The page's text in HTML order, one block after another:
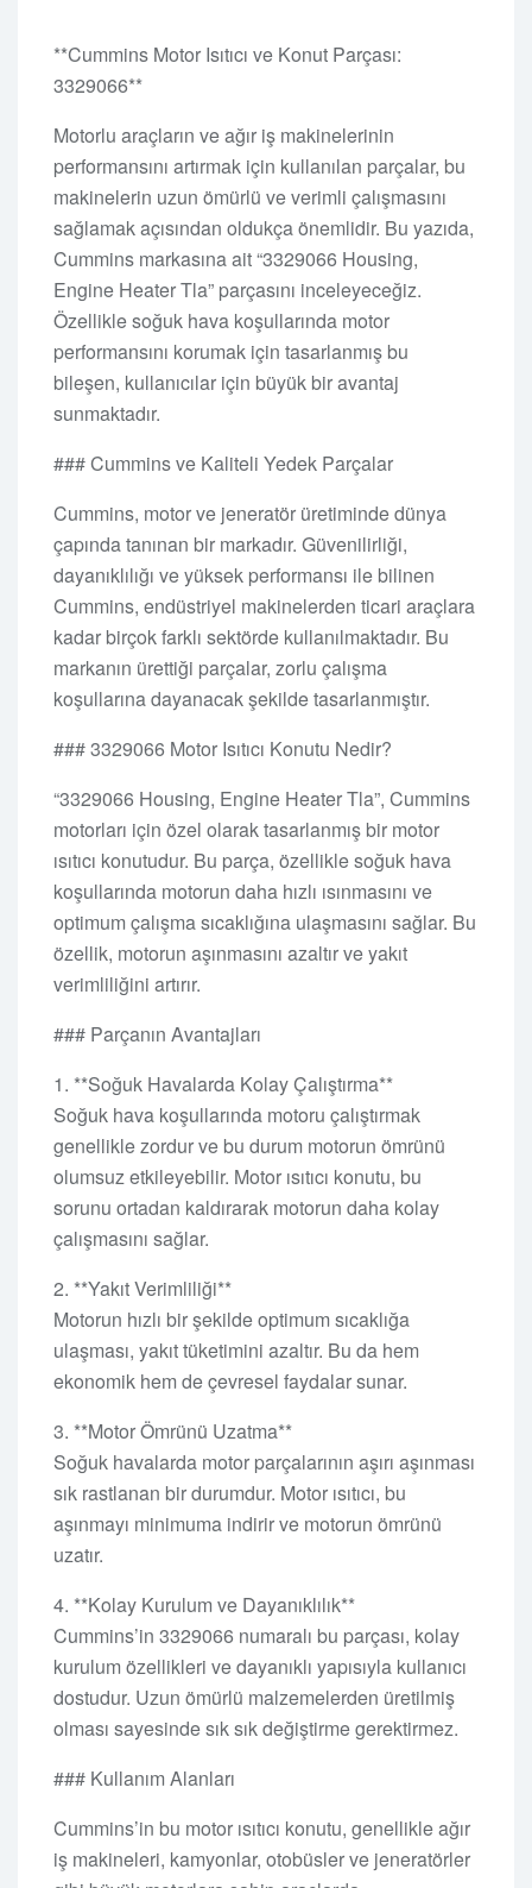
**Cummins Motor Isıtıcı ve Konut Parçası:
3329066**
Motorlu araçların ve ağır iş makinelerinin
performansını artırmak için kullanılan parçalar, bu
makinelerin uzun ömürlü ve verimli çalışmasını
sağlamak açısından oldukça önemlidir. Bu yazıda,
Cummins markasına ait “3329066 Housing,
Engine Heater Tla” parçasını inceleyeceğiz.
Özellikle soğuk hava koşullarında motor
performansını korumak için tasarlanmış bu
bileşen, kullanıcılar için büyük bir avantaj
sunmaktadır.
### Cummins ve Kaliteli Yedek Parçalar
Cummins, motor ve jeneratör üretiminde dünya
çapında tanınan bir markadır. Güvenilirliği,
dayanıklılığı ve yüksek performansı ile bilinen
Cummins, endüstriyel makinelerden ticari araçlara
kadar birçok farklı sektörde kullanılmaktadır. Bu
markanın ürettiği parçalar, zorlu çalışma
koşullarına dayanacak şekilde tasarlanmıştır.
### 3329066 Motor Isıtıcı Konutu Nedir?
“3329066 Housing, Engine Heater Tla”, Cummins
motorları için özel olarak tasarlanmış bir motor
ısıtıcı konutudur. Bu parça, özellikle soğuk hava
koşullarında motorun daha hızlı ısınmasını ve
optimum çalışma sıcaklığına ulaşmasını sağlar. Bu
özellik, motorun aşınmasını azaltır ve yakıt
verimliliğini artırır.
### Parçanın Avantajları
1. **Soğuk Havalarda Kolay Çalıştırma**
Soğuk hava koşullarında motoru çalıştırmak
genellikle zordur ve bu durum motorun ömrünü
olumsuz etkileyebilir. Motor ısıtıcı konutu, bu
sorunu ortadan kaldırarak motorun daha kolay
çalışmasını sağlar.
2. **Yakıt Verimliliği**
Motorun hızlı bir şekilde optimum sıcaklığa
ulaşması, yakıt tüketimini azaltır. Bu da hem
ekonomik hem de çevresel faydalar sunar.
3. **Motor Ömrünü Uzatma**
Soğuk havalarda motor parçalarının aşırı aşınması
sık rastlanan bir durumdur. Motor ısıtıcı, bu
aşınmayı minimuma indirir ve motorun ömrünü
uzatır.
4. **Kolay Kurulum ve Dayanıklılık**
Cummins’in 3329066 numaralı bu parçası, kolay
kurulum özellikleri ve dayanıklı yapısıyla kullanıcı
dostudur. Uzun ömürlü malzemelerden üretilmiş
olması sayesinde sık sık değiştirme gerektirmez.
### Kullanım Alanları
Cummins’in bu motor ısıtıcı konutu, genellikle ağır
iş makineleri, kamyonlar, otobüsler ve jeneratörler